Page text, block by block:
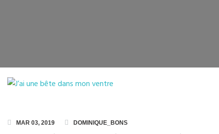
La Numérologie pour trouver sa voie
MAR 03, 2019 DOMINIQUE_BONS